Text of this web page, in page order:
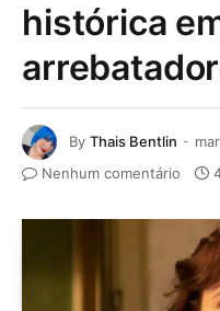
histórica
By Thais Bentlin
Nenhum comentário